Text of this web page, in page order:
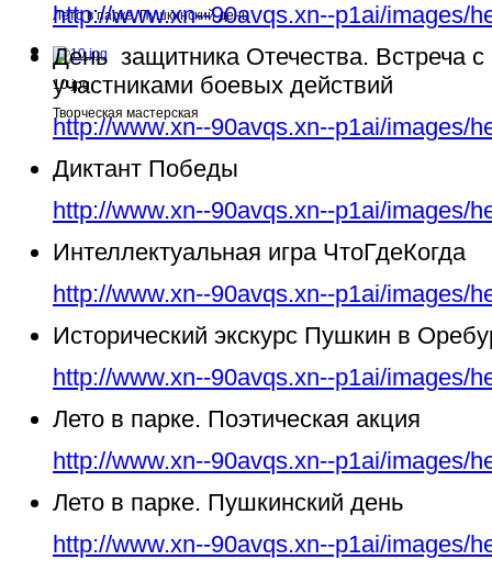
Лето в парке. Пушкинский день
10.jpg
Творческая мастерская
http://www.xn--90avqs.xn--p1ai/images/
День защитника Отечества. Встреча
участниками боевых действий
http://www.xn--90avqs.xn--p1ai/images/
Диктант Победы
http://www.xn--90avqs.xn--p1ai/images/
Интеллектуальная игра ЧтоГдеКогда
http://www.xn--90avqs.xn--p1ai/images/
Исторический экскурс Пушкин в
http://www.xn--90avqs.xn--p1ai/images/
Лето в парке. Поэтическая акция
http://www.xn--90avqs.xn--p1ai/images/
Лето в парке. Пушкинский день
http://www.xn--90avqs.xn--p1ai/images/